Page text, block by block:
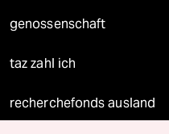
genossenschaft
taz zahl ich
recherchefonds ausland